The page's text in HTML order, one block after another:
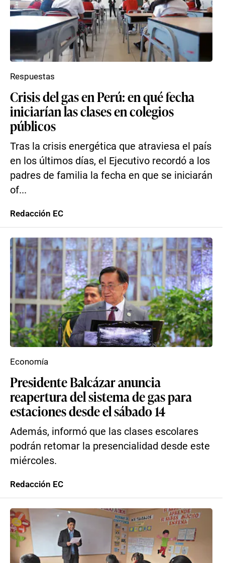
Crisis del gas en Perú: en qué fecha
iniciarían las clases en colegios
públicos
Tras la crisis energética que atraviesa el país
en los últimos días, el Ejecutivo recordó a los
padres de familia la fecha en que se iniciarán
of...
Respuestas
Redacción EC
Presidente Balcázar anuncia
reapertura del sistema de gas para
estaciones desde el sábado 14
Además, informó que las clases escolares
podrán retomar la presencialidad desde este
miércoles.
Economía
Redacción EC